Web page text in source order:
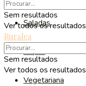
Saladas
Sopas
Vegetariana
Sem resultados
Ver todos os resultados
Ruralea
Sem resultados
Ver todos os resultados